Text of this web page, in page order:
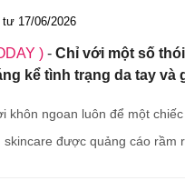
17/06/2026
) - Chỉ với một số
kể tình trạng da tay
khôn ngoan luôn để một
skincare được quảng cáo rầm